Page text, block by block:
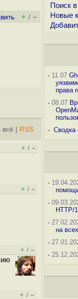
+ / –
всё RSS
+ / –
+ / –
+ / –
+ / –
Поиск
Новые
-11.07
права
-08.07
- Сводка
-
-
HTTP/
-
на
-
-